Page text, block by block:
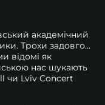
академічний
Трохи задовго...
відомі як
нас шукають
чи Lviv Concert